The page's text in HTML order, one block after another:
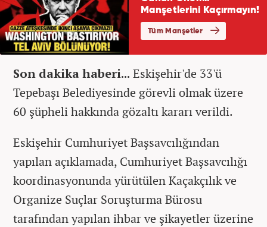
Son dakika haberi... Eskişehir'de 33'ü
Tepebaşı Belediyesinde görevli olmak üzere
60 şüpheli hakkında gözaltı kararı verildi.
Eskişehir Cumhuriyet Başsavcılığından
yapılan açıklamada, Cumhuriyet Başsavcılığı
koordinasyonunda yürütülen Kaçakçılık ve
Organize Suçlar Soruşturma Bürosu
tarafından yapılan ihbar ve şikayetler üzerine